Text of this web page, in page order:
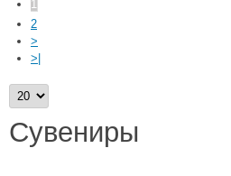
1
2
>
>|
Сувениры